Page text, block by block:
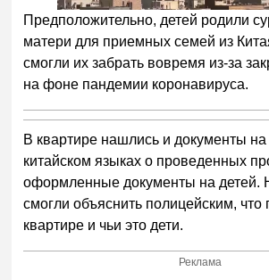
Предположительно, детей родили
матери для приемных семей из
смогли их забрать вовремя из-за
на фоне пандемии коронавируса.
В квартире нашлись и документы на
китайском языках о проведенных
оформленные документы на детей.
смогли объяснить полицейским, что
квартире и чьи это дети.
Реклама